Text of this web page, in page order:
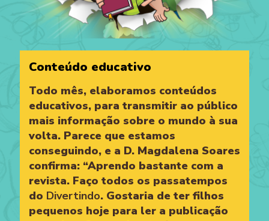
Conteúdo educativo
Todo mês, elaboramos conteúdos
educativos, para transmitir ao público
mais informação sobre o mundo à sua
volta. Parece que estamos
conseguindo, e a D. Magdalena Soares
confirma: “Aprendo bastante com a
revista. Faço todos os passatempos
do Divertindo. Gostaria de ter filhos
pequenos hoje para ler a publicação